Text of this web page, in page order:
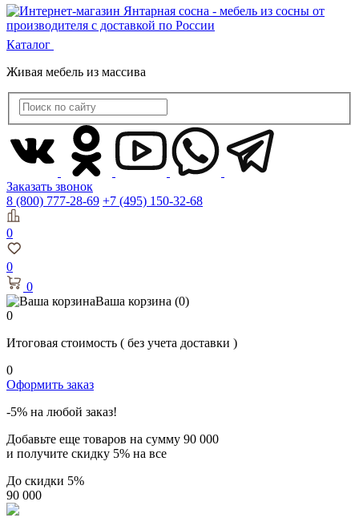
Каталог
Живая мебель из массива
Заказать звонок
8 (800) 777-28-69 +7 (495) 150-32-68
0
0
0
Ваша корзина (0)
0
Итоговая стоимость ( без учета доставки )
0
Оформить заказ
-5% на любой заказ!
Добавьте еще товаров на сумму 90 000
и получите скидку 5% на все
До скидки 5%
90 000